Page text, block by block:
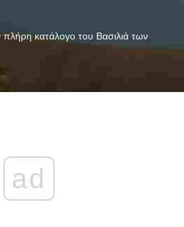
κατάλογο του Βασιλιά των
ad